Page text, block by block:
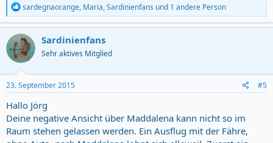
R
e
a
c
t
i
o
n
s
:
sardegnaorange, Maria,Sardinienfans und 1 andere Person
Sardinienfans
Sehr aktives Mitglied
23. September 2015 #5
Hallo Jörg
Deine negative Ansicht über Maddalena kann nicht so im
Raum stehen gelassen werden. Ein Ausflug mit der Fähre,